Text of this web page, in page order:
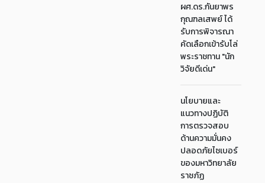
ผศ.ดร.กันยาพร
กุณฑลเสพย์ ได้
รับการพิจารณา
คัดเลือกเข้ารับโล่
พระราชทาน "นัก
วิจัยดีเด่น"
นโยบายและ
แนวทางปฏิบัติ
การตรวจสอบ
ด้านความมั่นคง
ปลอดภัยไซเบอร์
ของมหาวิทยาลัย
ราชภัฏ